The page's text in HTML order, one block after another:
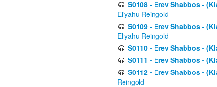
S0108 - Erev Shabbos -
Eliyahu Reingold
S0109 - Erev Shabbos -
Eliyahu Reingold
S0110 - Erev Shabbos -
S0111 - Erev Shabbos -
S0112 - Erev Shabbos -
Reingold